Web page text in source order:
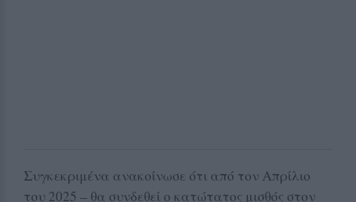
Συγκεκριμένα ανακοίνωσε ότι από τον Απρίλιο
του 2025 – θα συνδεθεί ο κατώτατος μισθός στον